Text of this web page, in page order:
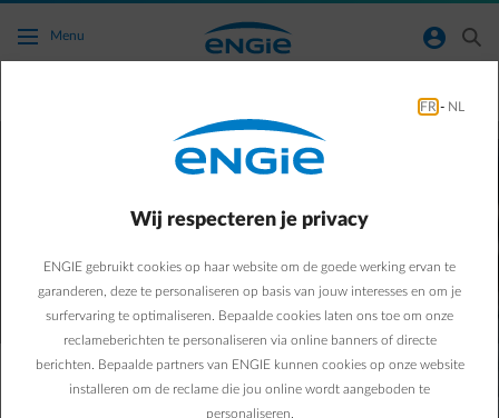
Ga naar de hoofdinhoud
Menu normal-account-circle search
Je elektrische wagen laden op de zaak?
Slim en voordelig met de laadpalen van
FR - NL
Wij respecteren je privacy
ENGIE gebruikt cookies op haar website om de goede werking ervan te
garanderen, deze te personaliseren op basis van jouw interesses en om je
surfervaring te optimaliseren. Bepaalde cookies laten ons toe om onze
reclameberichten te personaliseren via online banners of directe
berichten. Bepaalde partners van ENGIE kunnen cookies op onze website
installeren om de reclame die jou online wordt aangeboden te
personaliseren.